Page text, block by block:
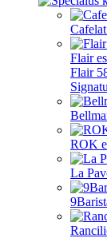
Flair
Flair
ROK
La